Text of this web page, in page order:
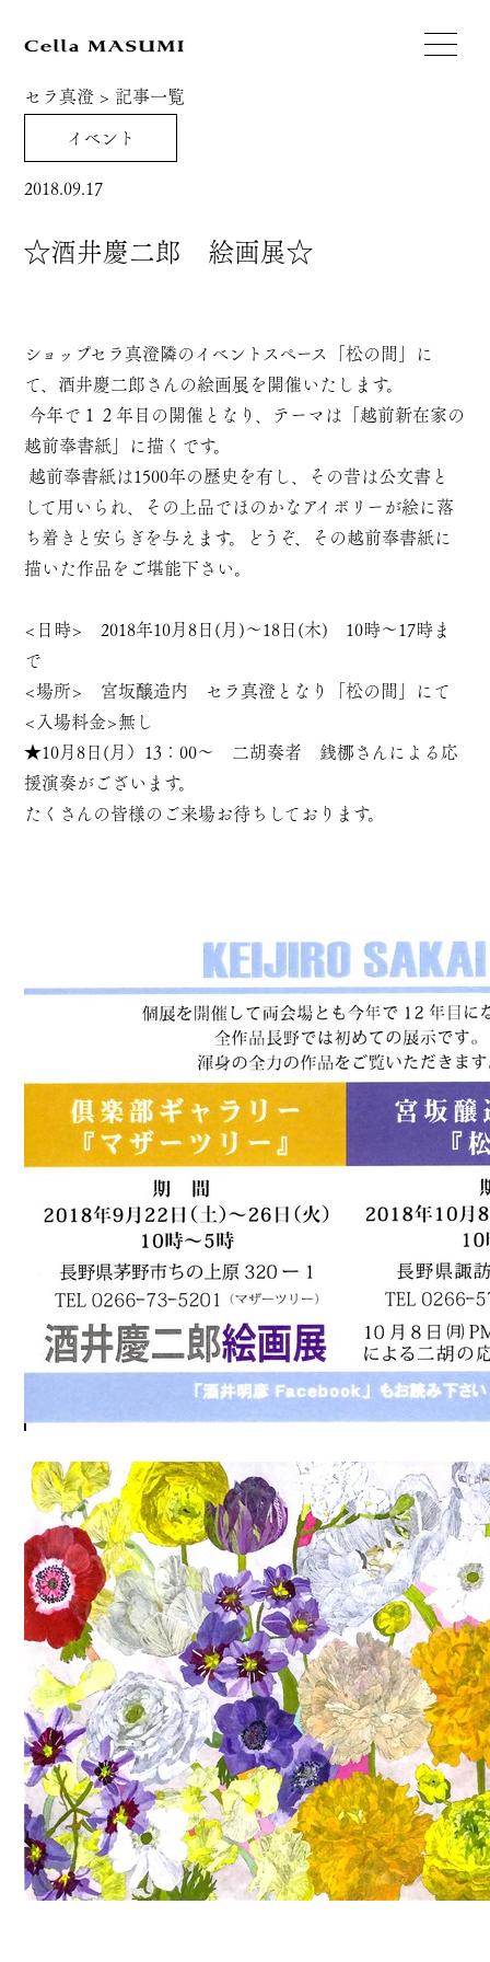
セラ真澄 > 記事一覧
イベント
2018.09.17
☆酒井慶二郎 絵画展☆
ショップセラ真澄隣のイベントスペース「松の間」に
て、酒井慶二郎さんの絵画展を開催いたします。
今年で１２年目の開催となり、テーマは「越前新在家の
越前奉書紙」に描くです。
越前奉書紙は1500年の歴史を有し、その昔は公文書と
して用いられ、その上品でほのかなアイボリーが絵に落
ち着きと安らぎを与えます。どうぞ、その越前奉書紙に
描いた作品をご堪能下さい。
<日時> 2018年10月8日(月)～18日(木) 10時～17時ま
で
<場所> 宮坂醸造内 セラ真澄となり「松の間」にて
<入場料金>無し
★10月8日(月）13：00～ 二胡奏者 銭梛さんによる応
援演奏がございます。
たくさんの皆様のご来場お待ちしております。